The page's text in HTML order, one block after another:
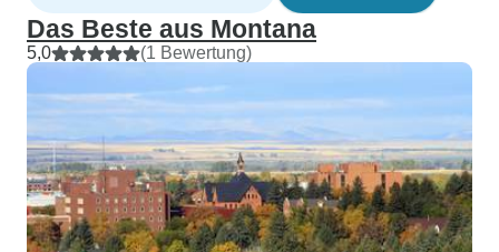
Das Beste aus Montana
5,0 (1 Bewertung)